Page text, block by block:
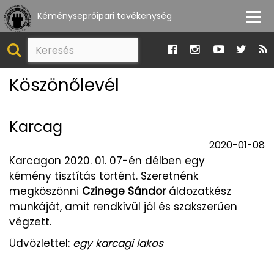
Kéményseprőipari tevékenység
Köszönőlevél
Karcag
2020-01-08
Karcagon 2020. 01. 07-én délben egy
kémény tisztítás történt. Szeretnénk
megköszönni Czinege Sándoráldozatkész
munkáját, amit rendkívül jól és szakszerűen
végzett.
Üdvözlettel: egy karcagi lakos